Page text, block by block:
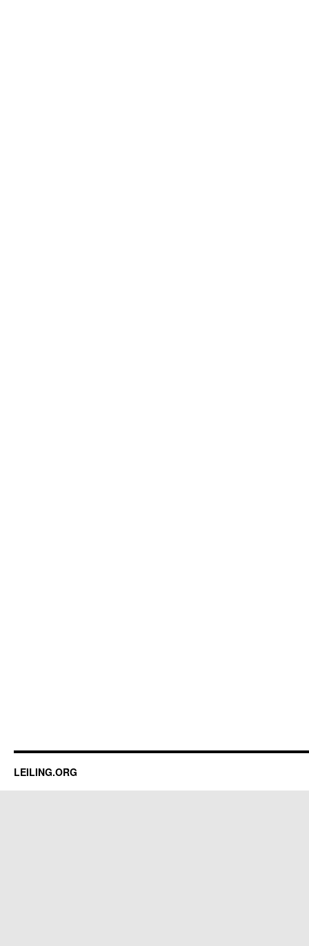
LEILING.ORG